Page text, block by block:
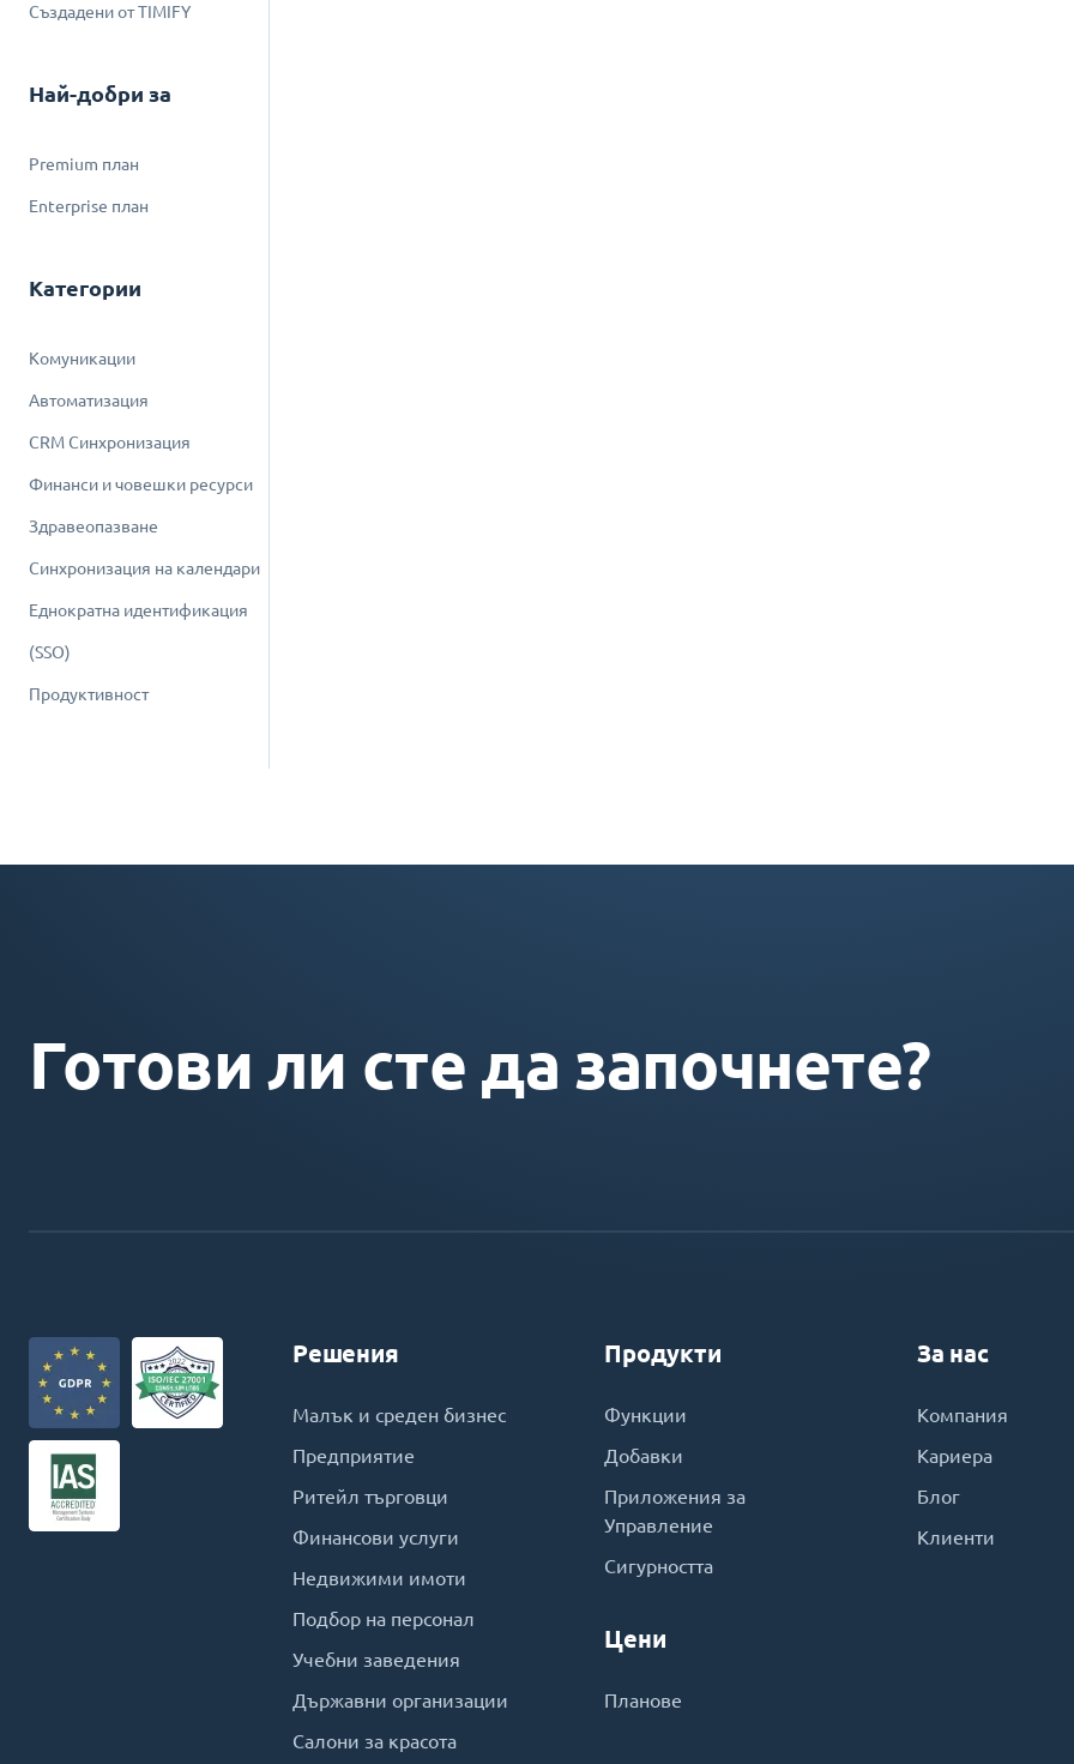
Създадени от TIMIFY
Най-добри за
Premium план
Enterprise план
Категории
Комуникации
Автоматизация
CRM Синхронизация
Финанси и човешки ресурси
Здравеопазване
Синхронизация на календари
Еднократна идентификация
(SSO)
Продуктивност
Готови ли сте да започнете?
Решения
Малък и среден бизнес
Предприятие
Ритейл търговци
Финансови услуги
Недвижими имоти
Подбор на персонал
Учебни заведения
Държавни организации
Салони за красота
Продукти
Функции
Добавки
Приложения за
Управление
Сигурността
Цени
Планове
За нас
Компания
Кариера
Блог
Клиенти